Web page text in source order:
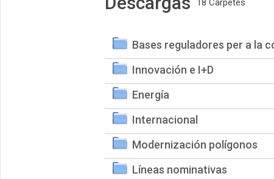
18 Carpetes
Bases reguladores per a la
Innovación e I+D
Energía
Internacional
Modernización polígonos
Líneas nominativas